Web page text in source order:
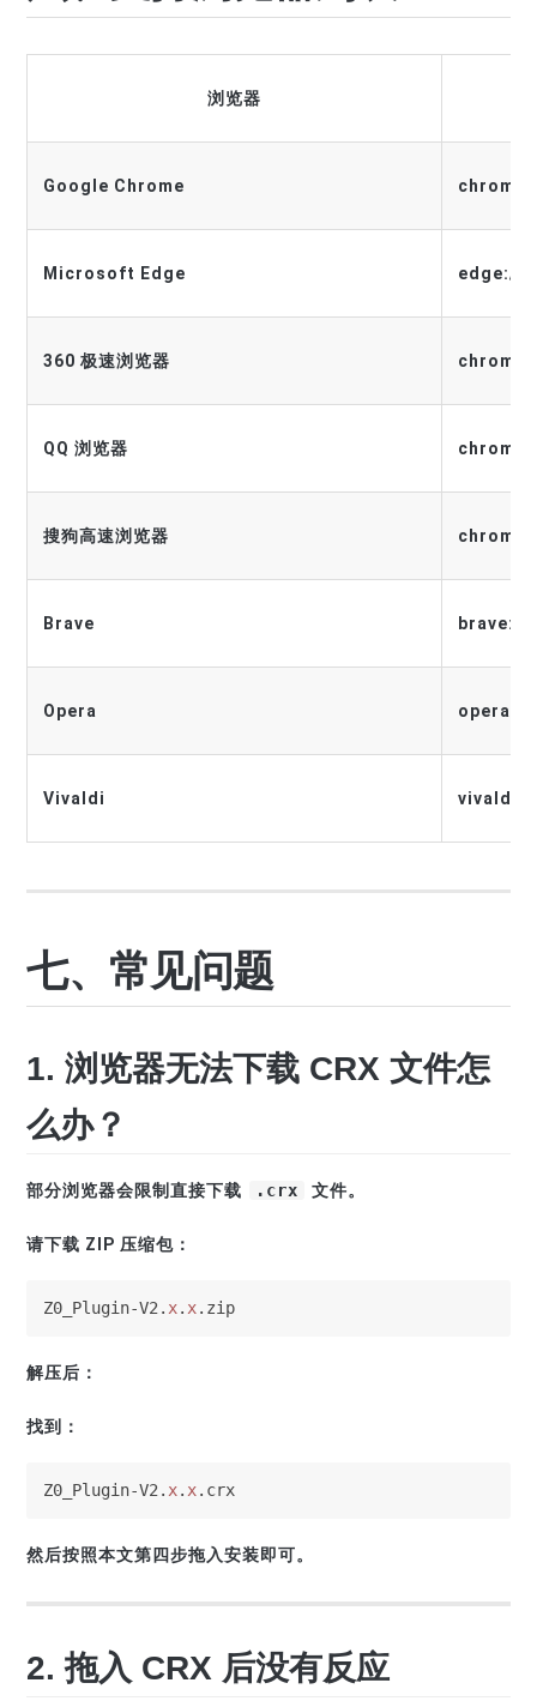
浏览器
Google Chrome
Microsoft Edge edge://
360 极速浏览器
QQ 浏览器
搜狗高速浏览器
Brave brave://
Opera opera://
Vivaldi
七、常见问题
1. 浏览器无法下载 CRX 文件怎
么办？
部分浏览器会限制直接下载 .crx 文件。
请下载 ZIP 压缩包：
Z0_Plugin-V2.x.x.zip
解压后：
找到：
Z0_Plugin-V2.x.x.crx
然后按照本文第四步拖入安装即可。
2. 拖入 CRX 后没有反应